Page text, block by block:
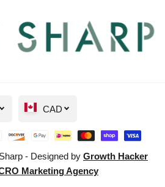
- Designed by Growth Hacker
Marketing Agency
CAD